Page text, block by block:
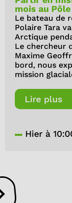
mois au
Le bateau de
Polaire Tara
Arctique
Le chercheur
Maxime
bord, nous
mission
Lire plus
Hier à